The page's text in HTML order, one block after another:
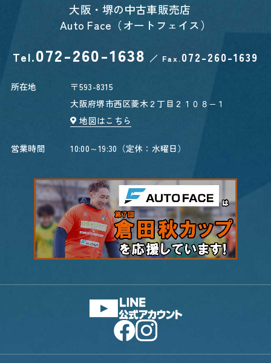
大阪・堺の中古車販売店
Auto Face（オートフェイス）
Tel.072-260-1638 ／ Fax.072-260-1639
所在地
〒593-8315
大阪府堺市西区菱木２丁目２１０８−１
地図はこちら
営業時間 10:00～19:30（定休：水曜日）